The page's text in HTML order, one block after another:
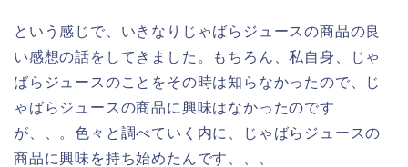
という感じで、いきなりじゃばらジュースの商品の良
い感想の話をしてきました。もちろん、私自身、じゃ
ばらジュースのことをその時は知らなかったので、じ
ゃばらジュースの商品に興味はなかったのです
が、、。色々と調べていく内に、じゃばらジュースの
商品に興味を持ち始めたんです、、、